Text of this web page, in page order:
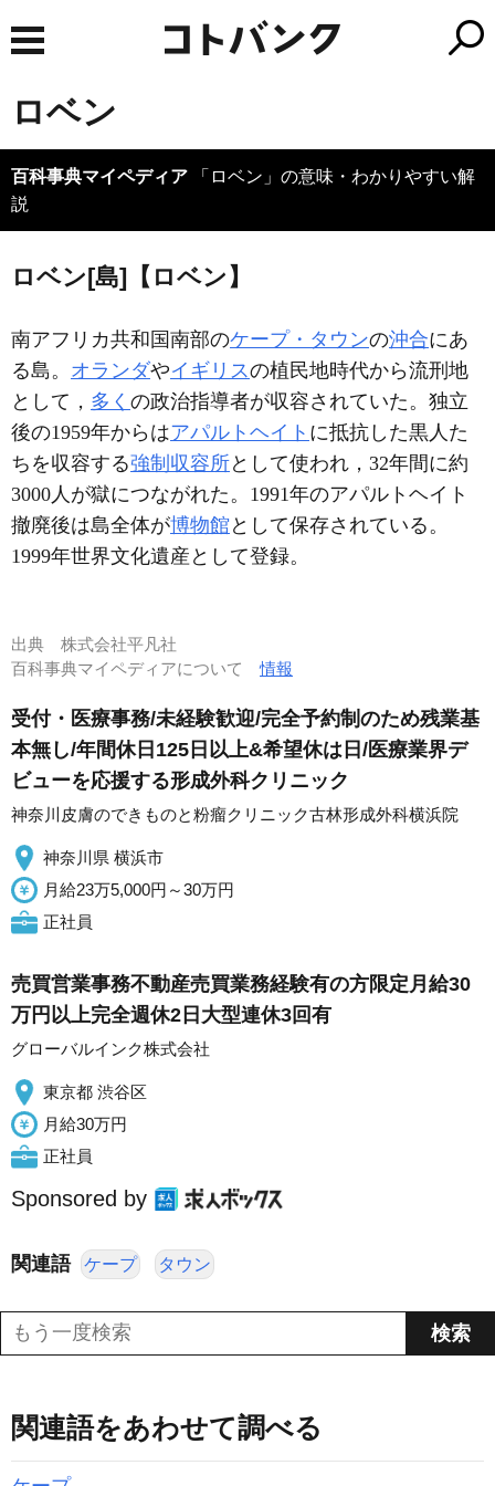
ロベン
百科事典マイペディア 「ロベン」の意味・わかりやすい解
説
ロベン[島]【ロベン】
南アフリカ共和国南部のケープ・タウンの沖合にあ
る島。 オランダやイギリスの植民地時代から流刑地
として， 多く の政治指導者が収容されていた。独立
後の1959年からはアパルトヘイト に抵抗した黒人た
ちを収容する強制収容所として使われ，32年間に約
3000人が獄につながれた。1991年のアパルトヘイト
撤廃後は島全体が博物館として保存されている。
1999年世界文化遺産として登録。
出典 株式会社平凡社
百科事典マイペディアについて情報
受付・医療事務/未経験歓迎/完全予約制のため残業基
本無し/年間休日125日以上&希望休は日/医療業界デ
ビューを応援する形成外科クリニック
神奈川皮膚のできものと粉瘤クリニック古林形成外科横浜院
神奈川県 横浜市
月給23万5,000円～30万円
正社員
売買営業事務不動産売買業務経験有の方限定月給30
万円以上完全週休2日大型連休3回有
グローバルインク株式会社
東京都 渋谷区
月給30万円
正社員
Sponsored by
関連語 ケープ タウン
関連語をあわせて調べる